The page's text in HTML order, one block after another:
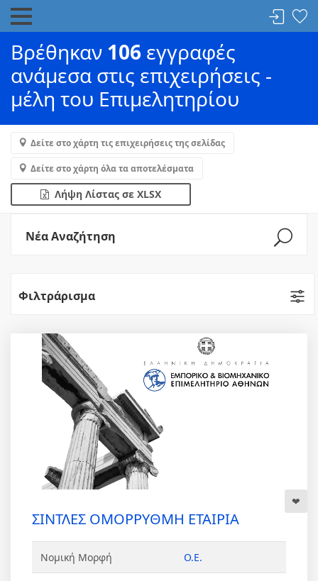
Βρέθηκαν 106 εγγραφές
ανάμεσα στις επιχειρήσεις -
μέλη του Επιμελητηρίου
Δείτε στο χάρτη τις επιχειρήσεις της σελίδας
Δείτε στο χάρτη όλα τα αποτελέσματα
Λήψη Λίστας σε XLSX
Νέα Αναζήτηση
Φιλτράρισμα
ΣΙΝΤΛΕΣ ΟΜΟΡΡΥΘΜΗ ΕΤΑΙΡΙΑ
Νομική Μορφή Ο.Ε.